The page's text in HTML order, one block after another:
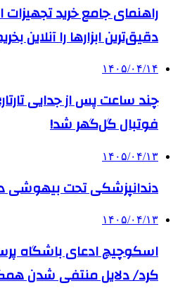
راهنمای جامع خرید تجهیزات
دقیق‌ترین ابزارها را آنلاین
۱۴۰۵/۰۴/۱۴
چند ساعت پس از جدایی
فوتبال گل‌گهر شد!
۱۴۰۵/۰۴/۱۳
دندانپزشکی تحت بیهوشی
۱۴۰۵/۰۴/۱۳
اسکوچیچ ادعای باشگاه
کرد/ دلایل منتفی شدن